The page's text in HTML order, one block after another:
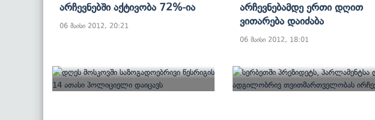
Არჩევნებში Აქტივობა 72%-Ია
06 მაისი 2012, 20:21
Არჩევნებამდე Ერთი Დღით
Ვითარება Დაიძაბა
06 მაისი 2012, 18:01